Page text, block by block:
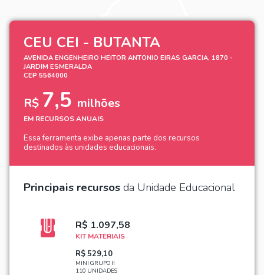
CEU CEI - BUTANTA
AVENIDA ENGENHEIRO HEITOR ANTONIO EIRAS GARCIA, 1870 -
JARDIM ESMERALDA
CEP 5564000
R$ 7,5 milhões
EM RECURSOS ANUAIS
Essa ferramenta exibe apenas parte dos recursos
destinados às unidades educacionais.
Principais recursosda Unidade Educacional
R$ 1.097,58
KIT MATERIAIS
R$ 529,10
MINI GRUPO II
110 UNIDADES